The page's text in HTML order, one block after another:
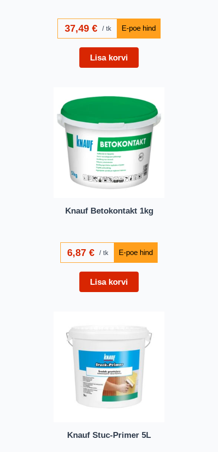
37,49 € tk
Lisa korvi
Knauf Betokontakt 1kg
6,87€ tk
Lisa korvi
Knauf Stuc-Primer 5L